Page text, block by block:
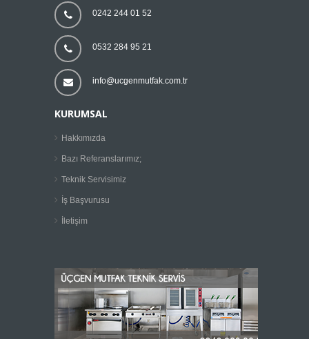
0242 244 01 52
0532 284 95 21
info@ucgenmutfak.com.tr
KURUMSAL
Hakkımızda
Bazı Referanslarımız;
Teknik Servisimiz
İş Başvurusu
İletişim